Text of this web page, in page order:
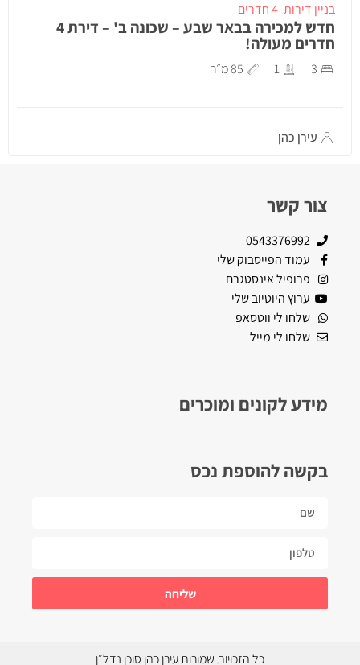
בניין דירות 4 חדרים
חדש למכירה בבאר שבע – שכונה ב' – דירת 4
חדרים מעולה!
3
1 85 מ״ר
עירן כהן
צור קשר
0543376992
עמוד הפייסבוק שלי
פרופיל אינסטגרם
ערוץ היוטיוב שלי
שלחו לי ווטסאפ
שלחו לי מייל
מידע לקונים ומוכרים
בקשה להוספת נכס
שליחה
כל הזכויות שמורות עירן כהן סוכן נדל״ן